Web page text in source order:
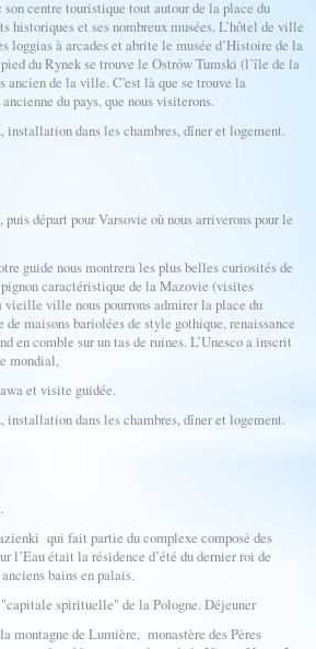
centre touristique tout autour de la place du
historiques et ses nombreux musées. L’hôtel de ville
loggias à arcades et abrite le musée d’Histoire de la
du Rynek se trouve le Ostrów Tumski (l’île de la
ancien de la ville. C'est là que se trouve la
du pays, que nous visiterons.
dans les chambres, dîner et logement.
départ pour Varsovie où nous arriverons pour le
guide nous montrera les plus belles curiosités de
caractéristique de la Mazovie (visites
ville nous pourrons admirer la place du
maisons bariolées de style gothique, renaissance
en comble sur un tas de ruines. L’Unesco a inscrit
mondial,
et visite guidée.
dans les chambres, dîner et logement.
qui fait partie du complexe composé des
l’Eau était la résidence d’été du dernier roi de
bains en palais.
spirituelle" de la Pologne. Déjeuner
montagne de Lumière, monastère des Pères